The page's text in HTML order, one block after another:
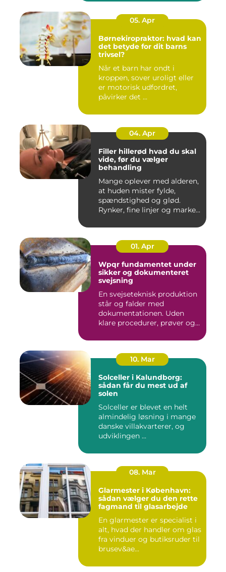
05. Apr
Børnekiropraktor: hvad kan
det betyde for dit barns
trivsel?
Når et barn har ondt i
kroppen, sover uroligt eller
er motorisk udfordret,
påvirker det ...
04. Apr
Filler hillerød hvad du skal
vide, før du vælger
behandling
Mange oplever med alderen,
at huden mister fylde,
spændstighed og glød.
Rynker, fine linjer og marke...
01. Apr
Wpqr fundamentet under
sikker og dokumenteret
svejsning
En svejseteknisk produktion
står og falder med
dokumentationen. Uden
klare procedurer, prøver og
10. Mar
Solceller i Kalundborg:
sådan får du mest ud af
solen
Solceller er blevet en helt
almindelig løsning i mange
danske villakvarterer, og
udviklingen ...
08. Mar
Glarmester i København:
sådan vælger du den rette
fagmand til glasarbejde
En glarmester er specialist i
alt, hvad der handler om glas
fra vinduer og butiksruder til
brusev&ae...